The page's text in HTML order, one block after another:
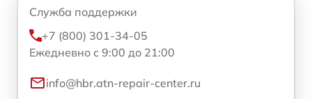
Служба поддержки
+7 (800) 301-34-05
Ежедневно с 9:00 до 21:00
info@hbr.atn-repair-center.ru